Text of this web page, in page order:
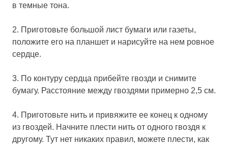
в темные тона.
2. Приготовьте большой лист бумаги или газеты,
положите его на планшет и нарисуйте на нем ровное
сердце.
3. По контуру сердца прибейте гвозди и снимите
бумагу. Расстояние между гвоздями примерно 2,5 см.
4. Приготовьте нить и привяжите ее конец к одному
из гвоздей. Начните плести нить от одного гвоздя к
другому. Тут нет никаких правил, можете плести, как